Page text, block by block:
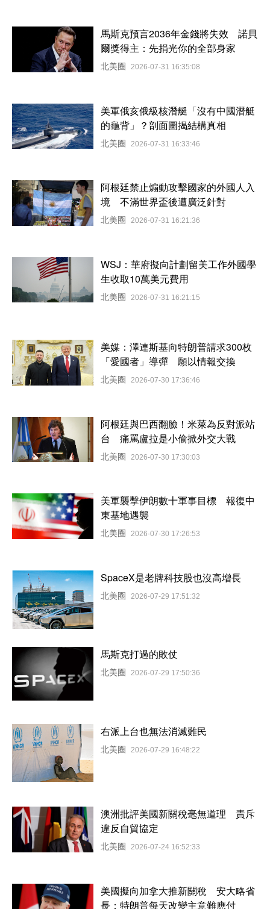
馬斯克預言2036年金錢將失效 諾貝
爾獎得主：先捐光你的全部身家
北美圈 2026-07-31 16:35:08
美軍俄亥俄級核潛艇「沒有中國潛艇
的龜背」？剖面圖揭結構真相
北美圈 2026-07-31 16:33:46
阿根廷禁止煽動攻擊國家的外國人入
境 不滿世界盃後遭廣泛針對
北美圈 2026-07-31 16:21:36
WSJ：華府擬向計劃留美工作外國學
生收取10萬美元費用
北美圈 2026-07-31 16:21:15
美媒：澤連斯基向特朗普請求300枚
「愛國者」導彈 願以情報交換
北美圈 2026-07-30 17:36:46
阿根廷與巴西翻臉！米萊為反對派站
台 痛罵盧拉是小偷掀外交大戰
北美圈 2026-07-30 17:30:03
美軍襲擊伊朗數十軍事目標 報復中
東基地遇襲
北美圈 2026-07-30 17:26:53
SpaceX是老牌科技股也沒高增長
北美圈 2026-07-29 17:51:32
馬斯克打過的敗仗
北美圈 2026-07-29 17:50:36
右派上台也無法消滅難民
北美圈 2026-07-29 16:48:22
澳洲批評美國新關稅毫無道理 責斥
違反自貿協定
北美圈 2026-07-24 16:52:33
美國擬向加拿大推新關稅 安大略省
長：特朗普每天改變主意難應付